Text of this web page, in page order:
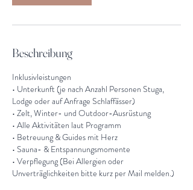
Beschreibung
Inklusivleistungen
• Unterkunft (je nach Anzahl Personen Stuga,
Lodge oder auf Anfrage Schlaffässer)
• Zelt, Winter- und Outdoor-Ausrüstung
• Alle Aktivitäten laut Programm
• Betreuung & Guides mit Herz
• Sauna- & Entspannungsmomente
• Verpflegung (Bei Allergien oder
Unverträglichkeiten bitte kurz per Mail melden.)